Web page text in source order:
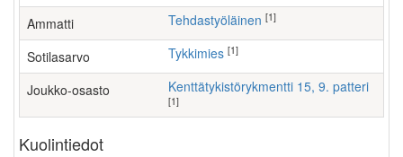
Ammatti tehdastyöläinen [1]
Sotilasarvo Tykkimies [1]
Joukko-osasto Kenttätykistörykmentti 15, 9. patteri
[1]
Kuolintiedot